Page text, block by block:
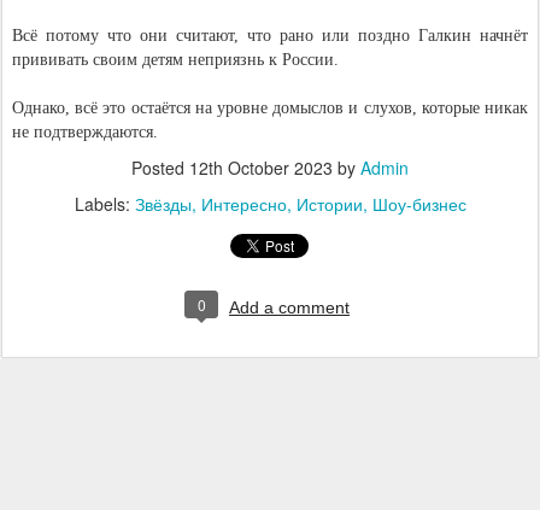
Всё потому что они считают, что рано или поздно Галкин начнёт
прививать своим детям неприязнь к России.
Однако, всё это остаётся на уровне домыслов и слухов, которые никак
не подтверждаются.
Posted 12th October 2023 by Admin
Labels: Звёзды Интересно Истории Шоу-бизнес
0 Add a comment